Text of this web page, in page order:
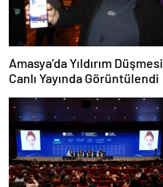
Amasya’da Yıldırım Düşmesi
Canlı Yayında Görüntülendi